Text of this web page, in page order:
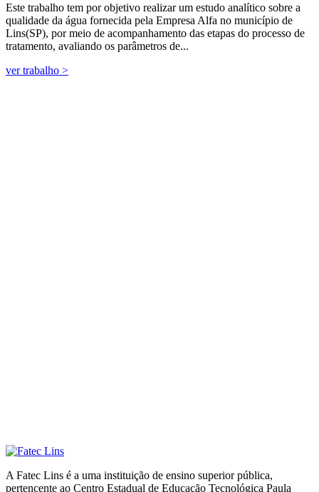
Este trabalho tem por objetivo realizar um estudo analítico sobre a
qualidade da água fornecida pela Empresa Alfa no município de
Lins(SP), por meio de acompanhamento das etapas do processo de
tratamento, avaliando os parâmetros de...
ver trabalho >
A Fatec Lins é a uma instituição de ensino superior pública,
pertencente ao Centro Estadual de Educação Tecnológica Paula